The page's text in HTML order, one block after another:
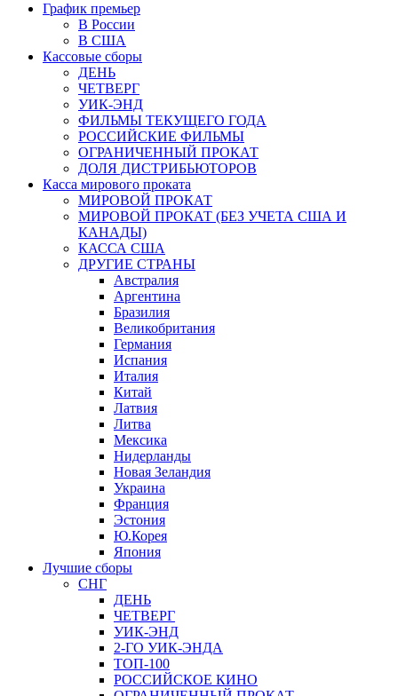
График премьер
В России
В США
Кассовые сборы
ДЕНЬ
ЧЕТВЕРГ
УИК-ЭНД
ФИЛЬМЫ ТЕКУЩЕГО ГОДА
РОССИЙСКИЕ ФИЛЬМЫ
ОГРАНИЧЕННЫЙ ПРОКАТ
ДОЛЯ ДИСТРИБЬЮТОРОВ
Касса мирового проката
МИРОВОЙ ПРОКАТ
МИРОВОЙ ПРОКАТ (БЕЗ УЧЕТА США И
КАНАДЫ)
КАССА США
ДРУГИЕ СТРАНЫ
Австралия
Аргентина
Бразилия
Великобритания
Германия
Испания
Италия
Китай
Латвия
Литва
Мексика
Нидерланды
Новая Зеландия
Украина
Франция
Эстония
Ю.Корея
Япония
Лучшие сборы
СНГ
ДЕНЬ
ЧЕТВЕРГ
УИК-ЭНД
2-ГО УИК-ЭНДА
ТОП-100
РОССИЙСКОЕ КИНО